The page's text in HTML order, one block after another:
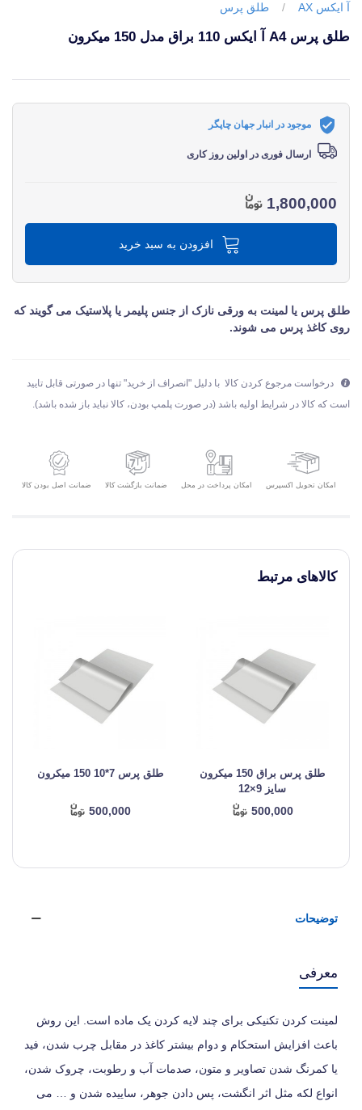
آ ایکس AX / طلق پرس
طلق پرس A4 آ ایکس 110 براق مدل 150 میکرون
موجود در انبار جهان چاپگر
ارسال فوری در اولین روز کاری
1,800,000
افزودن به سبد خرید
طلق پرس یا لمینت به ورقی نازک از جنس پلیمر یا پلاستیک می گویند که
روی کاغذ پرس می شوند.
درخواست مرجوع کردن کالا با دلیل "انصراف از خرید" تنها در صورتی قابل تایید
است که کالا در شرایط اولیه باشد (در صورت پلمپ بودن، کالا نباید باز شده باشد).
امکان تحویل اکسپرس امکان پرداخت در محل ضمانت بازگشت کالا ضمانت اصل بودن کالا
کالاهای مرتبط
طلق پرس براق 150 میکرون
سایز 9×12
500,000
طلق پرس 7*10 150 میکرون
500,000
توضیحات
معرفی
لمینت کردن تکنیکی برای چند لایه کردن یک ماده است. این روش
باعث افزایش استحکام و دوام بیشتر کاغذ در مقابل چرب شدن، فید
یا کمرنگ شدن تصاویر و متون، صدمات آب و رطوبت، چروک شدن،
انواع لکه مثل اثر انگشت، پس دادن جوهر، ساییده شدن و … می